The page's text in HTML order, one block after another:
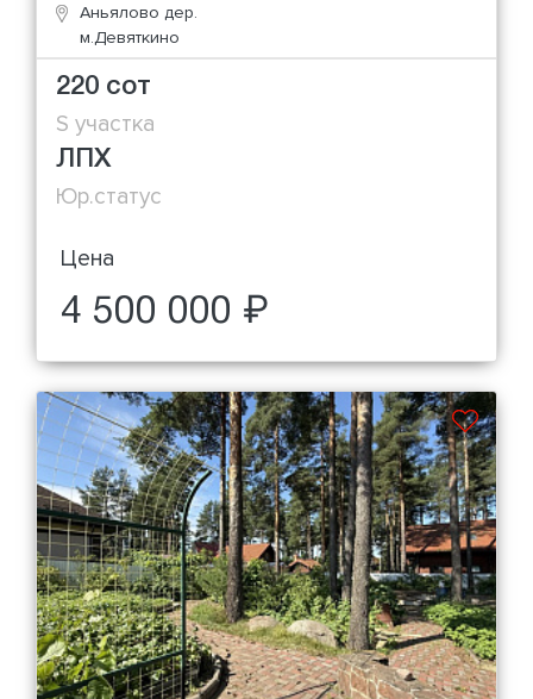
Аньялово дер.
м.Девяткино
220 сот
S участка
ЛПХ
Юр.статус
Цена
4 500 000 ₽